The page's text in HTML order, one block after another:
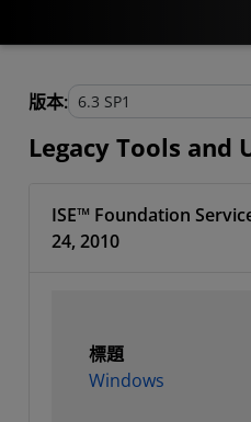
版本:
Legacy Tools and
ISE™ Foundation
24, 2010
標題
Windows